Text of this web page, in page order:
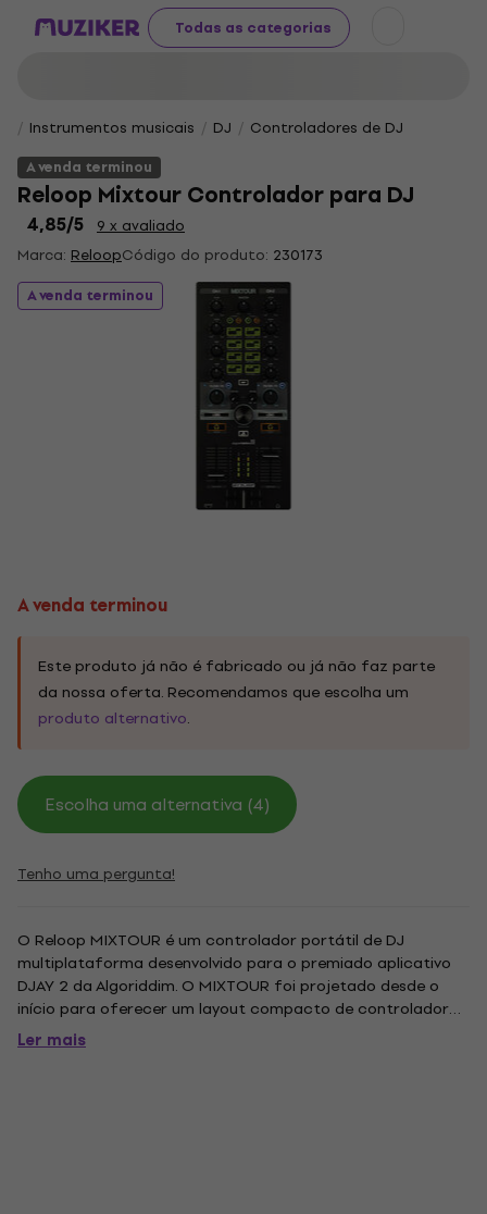
Todas as categorias
Instrumentos musicais DJ
Controladores de DJ
A venda terminou
Reloop Mixtour Controlador para DJ
4,85/5
9 x avaliado
Marca: ReloopCódigo do produto: 230173
A venda terminou
A venda terminou
Este produto já não é fabricado ou já não faz parte
da nossa oferta. Recomendamos que escolha um
produto alternativo.
Escolha uma alternativa (4)
Tenho uma pergunta!
O Reloop MIXTOUR é um controlador portátil de DJ
multiplataforma desenvolvido para o premiado aplicativo
DJAY 2 da Algoriddim. O MIXTOUR foi projetado desde o
início para oferecer um layout compacto de controlador
de DJ de dois canais, que permite que você inicie a festa em
qualquer lugar, a qualquer momento. Trabalhando em
Ler mais